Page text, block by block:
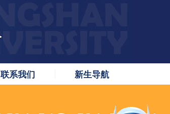
联系我们 新生导航